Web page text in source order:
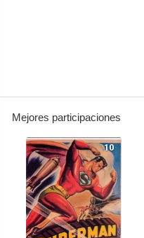
Mejores participaciones
10